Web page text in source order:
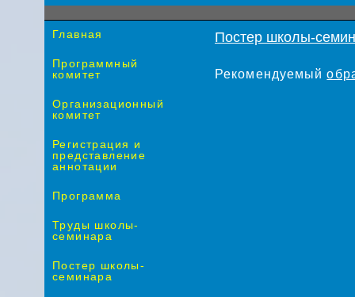
Главная
Программный
комитет
Организационный
комитет
Регистрация и
представление
аннотации
Программа
Труды школы-
семинара
Постер школы-
семинара
Постер школы-
Рекомендуемый